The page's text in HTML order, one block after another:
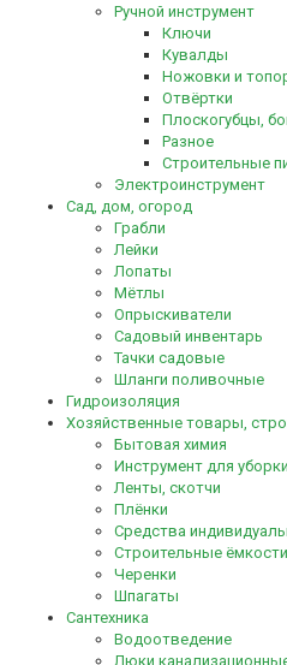
Ручной инструмент
Ключи
Кувалды
Ножовки и
Отвёртки
Плоскогубцы,
Разное
Строительные
Электроинструмент
Сад, дом, огород
Грабли
Лейки
Лопаты
Мётлы
Опрыскиватели
Садовый инвентарь
Тачки садовые
Шланги поливочные
Гидроизоляция
Хозяйственные товары,
Бытовая химия
Инструмент для уборки
Ленты, скотчи
Плёнки
Средства
Строительные ёмкости
Черенки
Шпагаты
Сантехника
Водоотведение
Люки